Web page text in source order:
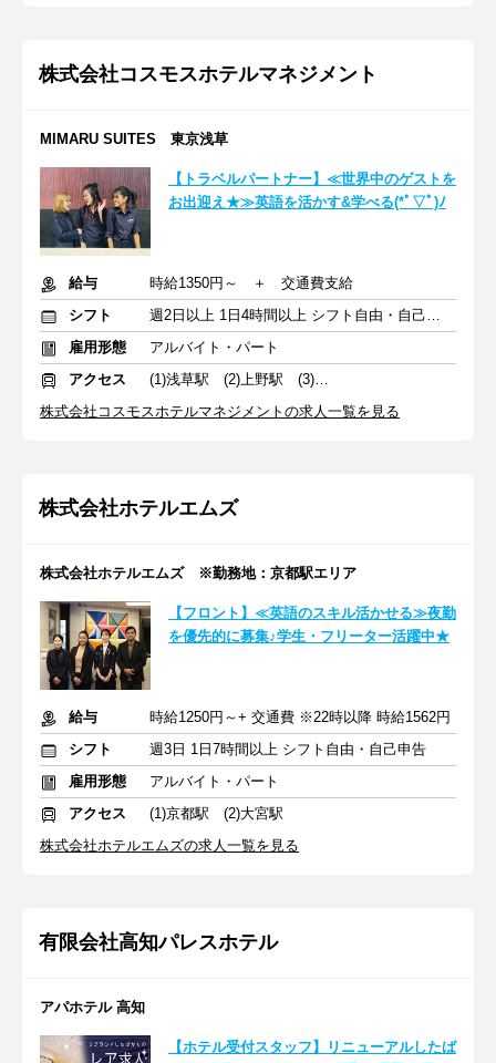
株式会社コスモスホテルマネジメント
MIMARU SUITES 東京浅草
【トラベルパートナー】≪世界中のゲストを
お出迎え★≫英語を活かす&学べる(*ﾟ▽ﾟ)ﾉ
給与
時給1350円～ ＋ 交通費支給
シフト
週2日以上 1日4時間以上 シフト自由・自己申告
雇用形態
アルバイト・パート
アクセス
(1)浅草駅 (2)上野駅 (3)浅草駅
株式会社コスモスホテルマネジメントの求人一覧を見る
株式会社ホテルエムズ
株式会社ホテルエムズ ※勤務地：京都駅エリア
【フロント】≪英語のスキル活かせる≫夜勤
を優先的に募集♪学生・フリーター活躍中★
給与
時給1250円～+ 交通費 ※22時以降 時給1562円
シフト
週3日 1日7時間以上 シフト自由・自己申告
雇用形態
アルバイト・パート
アクセス
(1)京都駅 (2)大宮駅
株式会社ホテルエムズの求人一覧を見る
有限会社高知パレスホテル
アパホテル 高知
【ホテル受付スタッフ】リニューアルしたば